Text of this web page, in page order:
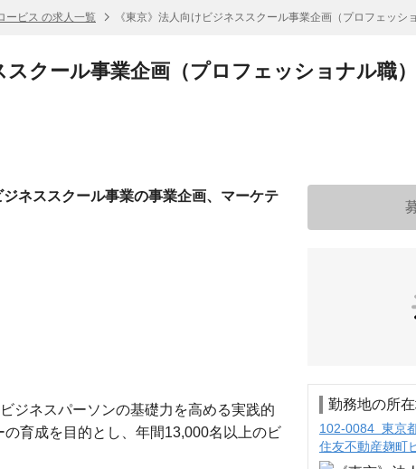
ービス の求人一覧 《東京》法人向けビジネススクール事業企画（プロフェッシ
スクール事業企画（プロフェッショナル職）
ネススクール事業の事業企画、マーケテ
ビジネスパーソンの基礎力を高める実践的
育成を目的とし、年間13,000名以上のビ
勤務地の所
102-0084 東京
住友不動産麹町